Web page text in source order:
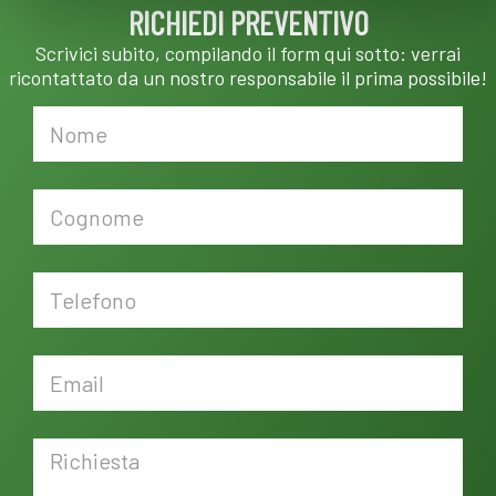
RICHIEDI PREVENTIVO
Scrivici subito, compilando il form qui sotto: verrai
ricontattato da un nostro responsabile il prima possibile!